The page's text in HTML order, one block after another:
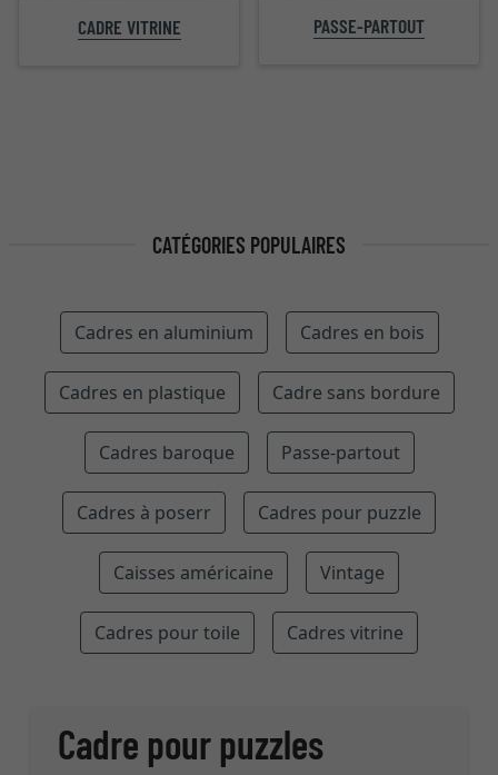
CADRE VITRINE PASSE-PARTOUT
CATÉGORIES POPULAIRES
Cadres en aluminium Cadres en bois
Cadres en plastique Cadre sans bordure
Cadres baroque Passe-partout
Cadres à poserr Cadres pour puzzle
Caisses américaine Vintage
Cadres pour toile Cadres vitrine
Cadre pour puzzles